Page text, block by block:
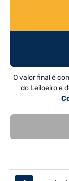
O valor final é
do Leiloeiro e